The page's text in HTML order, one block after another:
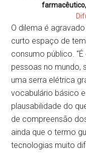
O dilema é
curto espaço de
consumo público.
pessoas no mundo,
uma serra elétrica
vocabulário básico
plausabilidade do
de compreensão
ainda que o termo
tecnologias muito